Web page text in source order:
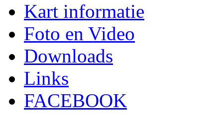
Kart informatie
Foto en Video
Downloads
Links
FACEBOOK